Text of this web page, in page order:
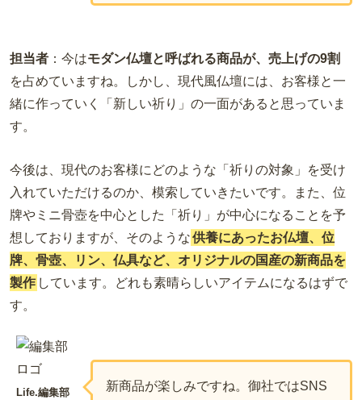
担当者 ：今はモダン仏壇と呼ばれる商品が、売上げの9割
を占めていますね。しかし、現代風仏壇には、お客様と一
緒に作っていく「新しい祈り」の一面があると思っていま
す。
今後は、現代のお客様にどのような「祈りの対象」を受け
入れていただけるのか、模索していきたいです。また、位
牌やミニ骨壺を中心とした「祈り」が中心になることを予
想しておりますが、そのような供養にあったお仏壇、位
牌、骨壺、リン、仏具など、オリジナルの国産の新商品を
製作 しています。どれも素晴らしいアイテムになるはずで
す。
Life.編集部
新商品が楽しみですね。御社ではSNS